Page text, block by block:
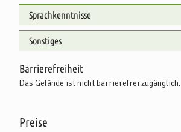
Sprachkenntnisse
Sonstiges
Barrierefreiheit
Das Gelände ist nicht barrierefrei zugänglich.
Preise